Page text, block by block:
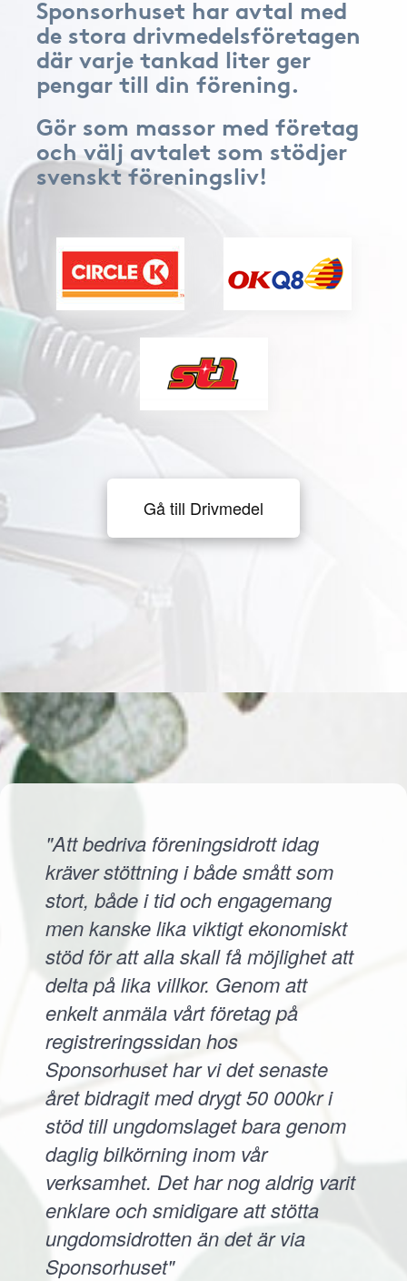
Sponsorhuset har avtal med
de stora drivmedelsföretagen
där varje tankad liter ger
pengar till din förening.
Gör som massor med företag
och välj avtalet som stödjer
svenskt föreningsliv!
Gå till Drivmedel
"Att bedriva föreningsidrott idag
kräver stöttning i både smått som
stort, både i tid och engagemang
men kanske lika viktigt ekonomiskt
stöd för att alla skall få möjlighet att
delta på lika villkor. Genom att
enkelt anmäla vårt företag på
registreringssidan hos
Sponsorhuset har vi det senaste
året bidragit med drygt 50 000kr i
stöd till ungdomslaget bara genom
daglig bilkörning inom vår
verksamhet. Det har nog aldrig varit
enklare och smidigare att stötta
ungdomsidrotten än det är via
Sponsorhuset"